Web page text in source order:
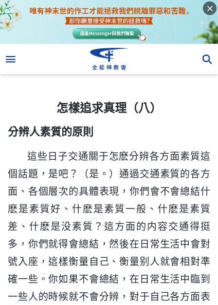
怎樣追求真理（八）
分辨人素質的原則
這些日子交通關于怎麽分辨各方面素質這
個話題，是吧？（是。）通過交通素質的各方
面、各個層次的具體表現，你們會不會總結什
麽是素質好、什麽是素質一般、什麽是素質
差、什麽是没素質？這方面的内容交通得挺
多，你們就得會總結，然後在日常生活中會對
號入座，這樣衡量自己、衡量别人就會相對準
確一些。你如果不會總結，在日常生活中臨到
一些人的時候就不會分辨，對于自己各方面表